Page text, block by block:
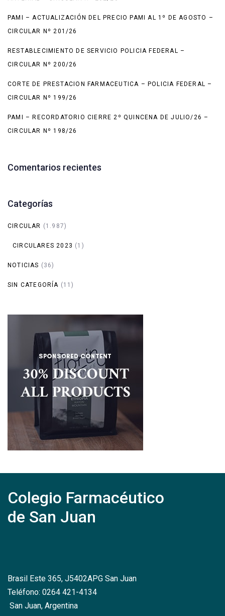
PAMI – ACTUALIZACIÓN DEL PRECIO PAMI AL 1º DE AGOSTO –
CIRCULAR Nº 201/26
RESTABLECIMIENTO DE SERVICIO POLICIA FEDERAL –
CIRCULAR Nº 200/26
CORTE DE PRESTACION FARMACEUTICA – POLICIA FEDERAL –
CIRCULAR Nº 199/26
PAMI – RECORDATORIO CIERRE 2º QUINCENA DE JULIO/26 –
CIRCULAR Nº 198/26
Comentarios recientes
Categorías
CIRCULAR (1.987)
CIRCULARES 2023 (1)
NOTICIAS (36)
SIN CATEGORÍA (11)
Colegio Farmacéutico
de San Juan
Brasil Este 365, J5402APG San Juan
Teléfono: 0264 421-4134
San Juan, Argentina